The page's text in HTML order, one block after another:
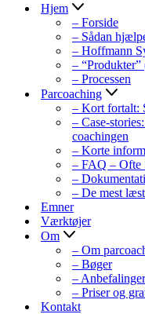
Hjem
– Forside
– Sådan
– Hoffmann
–
– Processen
Parcoaching
– Kort fortalt:
– Case-
coachingen
– Korte
– FAQ – Ofte
–
– De mest
Emner
Værktøjer
Om
– Om
– Bøger
–
– Priser og
Kontakt